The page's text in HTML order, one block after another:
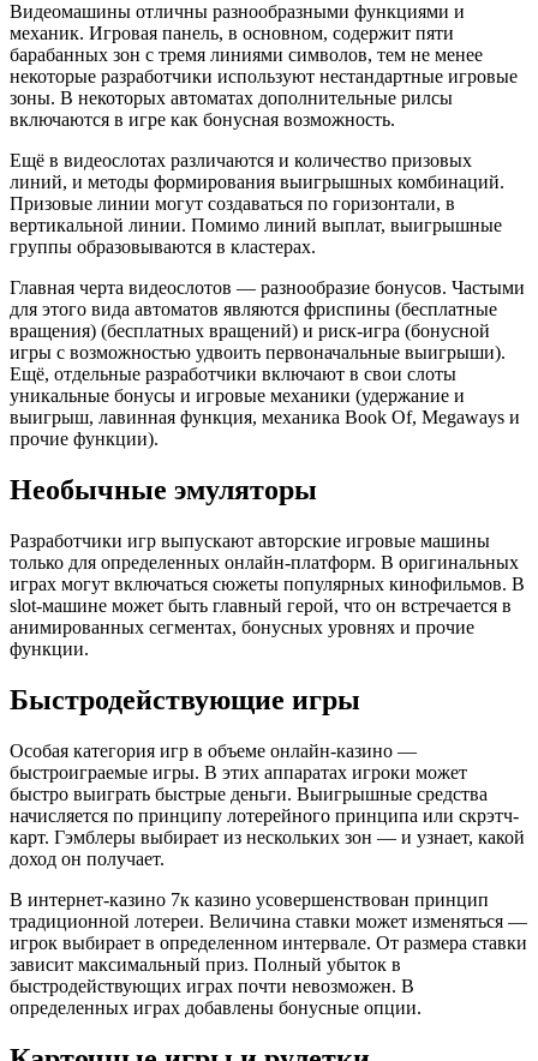
Видеомашины отличны разнообразными функциями и
механик. Игровая панель, в основном, содержит пяти
барабанных зон с тремя линиями символов, тем не менее
некоторые разработчики используют нестандартные игровые
зоны. В некоторых автоматах дополнительные рилсы
включаются в игре как бонусная возможность.
Ещё в видеослотах различаются и количество призовых
линий, и методы формирования выигрышных комбинаций.
Призовые линии могут создаваться по горизонтали, в
вертикальной линии. Помимо линий выплат, выигрышные
группы образовываются в кластерах.
Главная черта видеослотов — разнообразие бонусов. Частыми
для этого вида автоматов являются фриспины (бесплатные
вращения) (бесплатных вращений) и риск-игра (бонусной
игры с возможностью удвоить первоначальные выигрыши).
Ещё, отдельные разработчики включают в свои слоты
уникальные бонусы и игровые механики (удержание и
выигрыш, лавинная функция, механика Book Of, Megaways и
прочие функции).
Необычные эмуляторы
Разработчики игр выпускают авторские игровые машины
только для определенных онлайн-платформ. В оригинальных
играх могут включаться сюжеты популярных кинофильмов. В
slot-машине может быть главный герой, что он встречается в
анимированных сегментах, бонусных уровнях и прочие
функции.
Быстродействующие игры
Особая категория игр в объеме онлайн-казино —
быстроиграемые игры. В этих аппаратах игроки может
быстро выиграть быстрые деньги. Выигрышные средства
начисляется по принципу лотерейного принципа или скрэтч-
карт. Гэмблеры выбирает из нескольких зон — и узнает, какой
доход он получает.
В интернет-казино 7к казино усовершенствован принцип
традиционной лотереи. Величина ставки может изменяться —
игрок выбирает в определенном интервале. От размера ставки
зависит максимальный приз. Полный убыток в
быстродействующих играх почти невозможен. В
определенных играх добавлены бонусные опции.